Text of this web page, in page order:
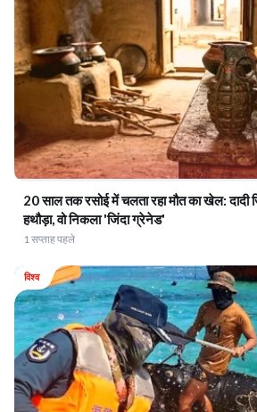
20 साल तक रसोई में चलता रहा मौत का खेल: दादी
हथौड़ा, वो निकला 'जिंदा ग्रेनेड'
1 सप्ताह पहले
विश्व